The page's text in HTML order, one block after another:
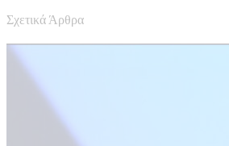
Σχετικά Άρθρα